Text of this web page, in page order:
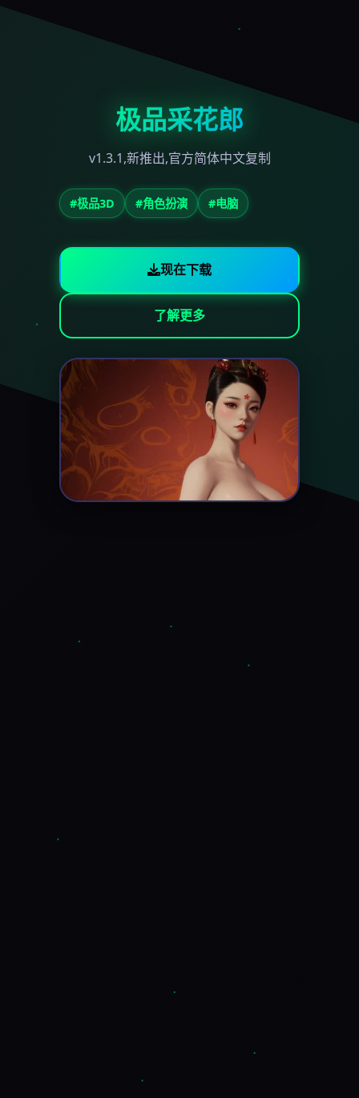
极品采花郎
v1.3.1,新推出,官方简体中文复制
#极品3D #角色扮演 #电脑
现在下载
了解更多